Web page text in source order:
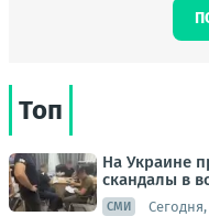
Топ
На Украине
скандалы в
СМИ Сегодня,